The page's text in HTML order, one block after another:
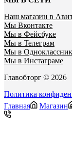
Наш магазин в
Мы Вконтакте
Мы в Фейсбуке
Мы в Телеграм
Мы в
Мы в Инстаграме
Главобторг © 2026
Политика
Главная
Магазин